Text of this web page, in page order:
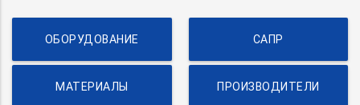
ОБОРУДОВАНИЕ САПР
МАТЕРИАЛЫ ПРОИЗВОДИТЕЛИ